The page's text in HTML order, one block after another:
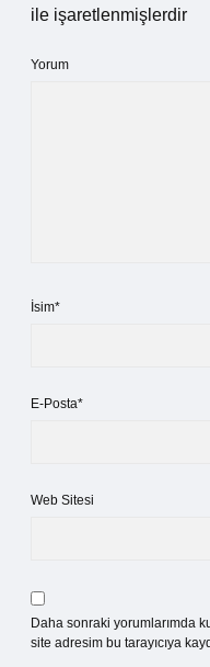
ile işaretlenmişlerdir
Yorum
İsim*
E-Posta*
Web Sitesi
Daha sonraki yorumlarımda
site adresim bu tarayıcıya